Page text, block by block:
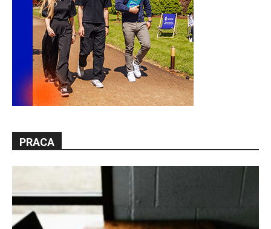
PRACA